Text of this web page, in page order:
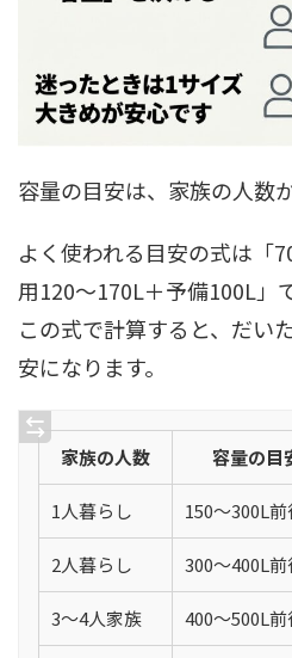
容量の目安は、家族の人数
よく使われる目安の式は「
用120〜170L＋予備100L」で
この式で計算すると、だい
安になります。
家族の人数 容量の目
1人暮らし 150〜300L
2人暮らし 300〜400L前
3〜4人家族 400〜500L前